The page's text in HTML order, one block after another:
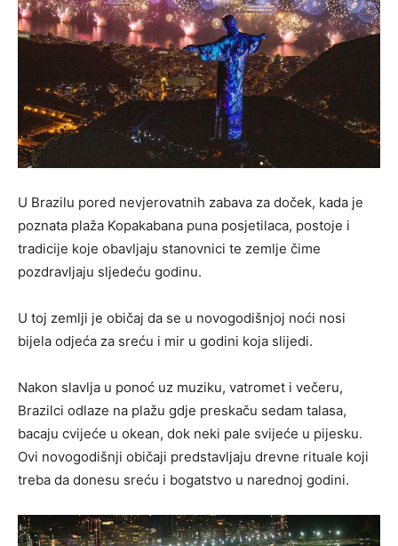
U Brazilu pored nevjerovatnih zabava za doček, kada je
poznata plaža Kopakabana puna posjetilaca, postoje i
tradicije koje obavljaju stanovnici te zemlje čime
pozdravljaju sljedeću godinu.
U toj zemlji je običaj da se u novogodišnjoj noći nosi
bijela odjeća za sreću i mir u godini koja slijedi.
Nakon slavlja u ponoć uz muziku, vatromet i večeru,
Brazilci odlaze na plažu gdje preskaču sedam talasa,
bacaju cvijeće u okean, dok neki pale svijeće u pijesku.
Ovi novogodišnji običaji predstavljaju drevne rituale koji
treba da donesu sreću i bogatstvo u narednoj godini.